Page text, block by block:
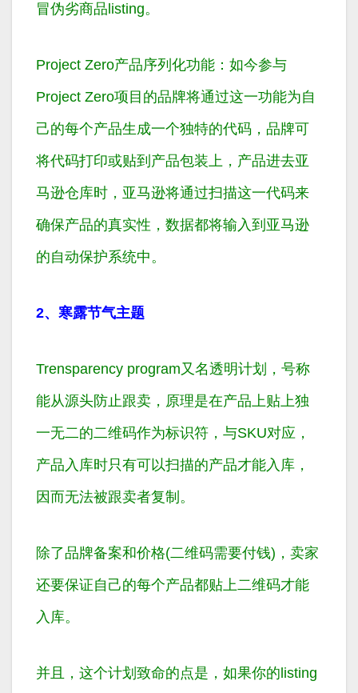
冒伪劣商品listing。
Project Zero产品序列化功能：如今参与
Project Zero项目的品牌将通过这一功能为自
己的每个产品生成一个独特的代码，品牌可
将代码打印或贴到产品包装上，产品进去亚
马逊仓库时，亚马逊将通过扫描这一代码来
确保产品的真实性，数据都将输入到亚马逊
的自动保护系统中。
2、寒露节气主题
Trensparency program又名透明计划，号称
能从源头防止跟卖，原理是在产品上贴上独
一无二的二维码作为标识符，与SKU对应，
产品入库时只有可以扫描的产品才能入库，
因而无法被跟卖者复制。
除了品牌备案和价格(二维码需要付钱)，卖家
还要保证自己的每个产品都贴上二维码才能
入库。
并且，这个计划致命的点是，如果你的listing